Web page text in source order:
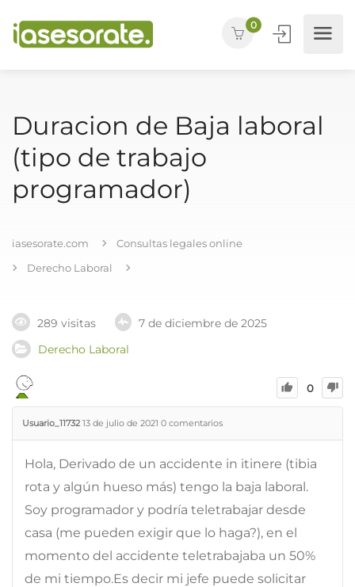
0
Duracion de Baja laboral
(tipo de trabajo
programador)
iasesorate.com
Consultas legales online
Derecho Laboral
289 visitas
7 de diciembre de 2025
Derecho Laboral
0
Usuario_11732 13 de julio de 2021 0 comentarios
Hola, Derivado de un accidente in itinere (tibia
rota y algún hueso más) tengo la baja laboral.
Soy programador y podría teletrabajar desde
casa (me pueden exigir que lo haga?), en el
momento del accidente teletrabajaba un 50%
de mi tiempo.Es decir mi jefe puede solicitar